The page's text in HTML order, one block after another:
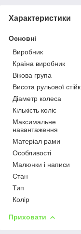
Характеристики
Основні
Виробник
Країна виробник
Вікова група
Висота рульової
Діаметр колеса
Кількість коліс
Максимальне
навантаження
Матеріал рами
Особливості
Малюнки і написи
Стан
Тип
Колір
Приховати